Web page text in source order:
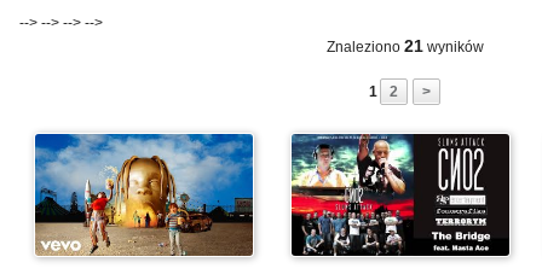
--> --> --> -->
Znaleziono 21 wyników
1 2 >